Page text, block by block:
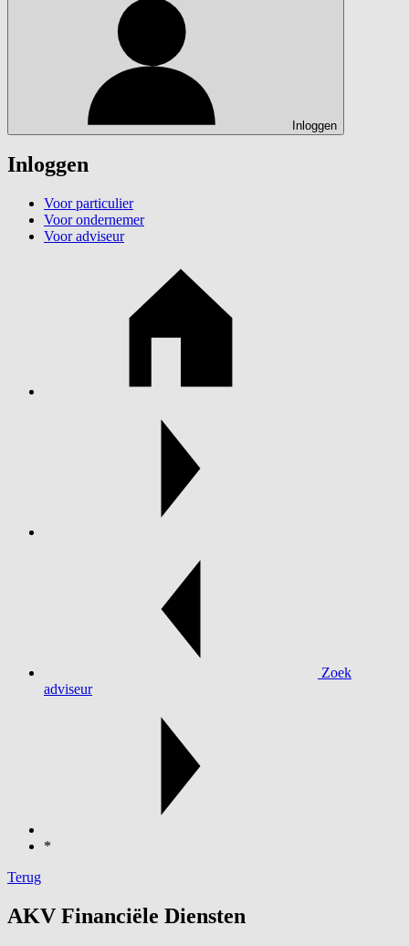
Inloggen
Inloggen
Voor particulier
Voor ondernemer
Voor adviseur
Zoek
adviseur
*
Terug
AKV Financiële Diensten